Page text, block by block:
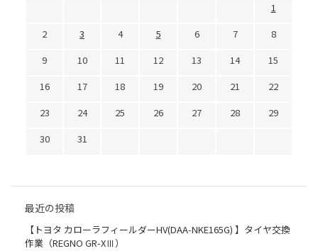
1
2
3 4 5 6 7
8
9
10 11 12 13 14
15
16
17 18 19 20 21
22
23
24 25 26 27 28
29
30
31
最近の投稿
【トヨタ カローラフィールダーHV(DAA-NKE165G) 】タイヤ交換
作業（REGNO GR-XⅢ）